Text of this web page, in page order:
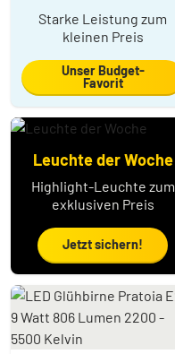
Starke Leistung zum
kleinen Preis
Unser Budget-
Favorit
Leuchte der Woche
Highlight-Leuchte zum
exklusiven Preis
Jetzt sichern!